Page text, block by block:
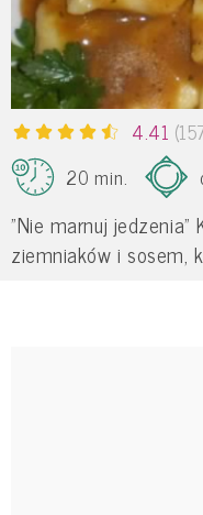
4.41
20 min.
"Nie marnuj
ziemniaków i sosem,